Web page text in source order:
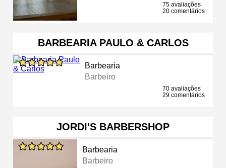
75 avaliações
20 comentários
BARBEARIA PAULO & CARLOS
Barbearia
Barbeiro
70 avaliações
29 comentários
JORDI'S BARBERSHOP
Barbearia
Barbeiro